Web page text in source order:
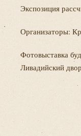
Экспозиция
Организаторы:
Фотовыставка
Ливадийский